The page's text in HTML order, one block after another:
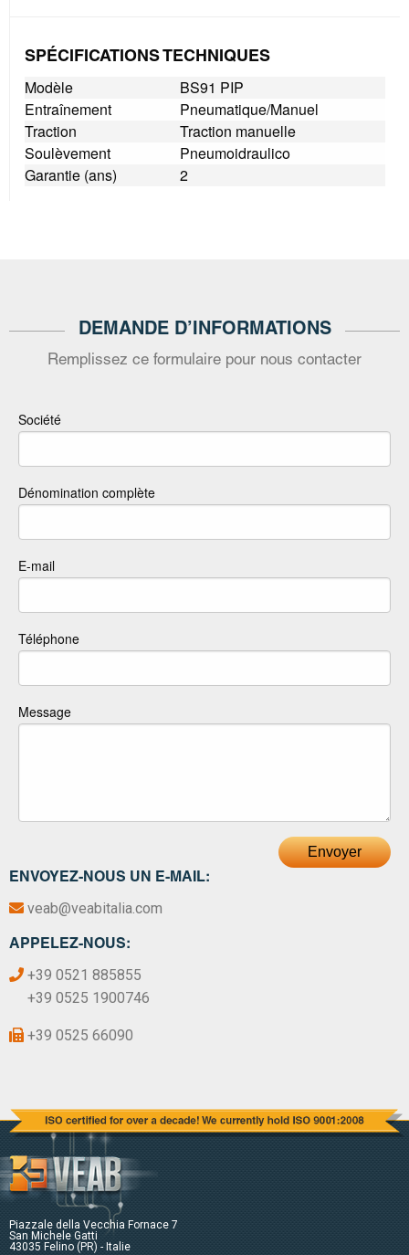
SPÉCIFICATIONS TECHNIQUES
Modèle
BS91 PIP
Entraînement
Pneumatique/Manuel
Traction
Traction manuelle
Soulèvement
Pneumoidraulico
Garantie (ans)
2
DEMANDE D’INFORMATIONS
Remplissez ce formulaire pour nous contacter
ENVOYEZ-NOUS UN E-MAIL:
veab@veabitalia.com
APPELEZ-NOUS:
+39 0521 885855
+39 0525 1900746
+39 0525 66090
Société
Dénomination complète
E-mail
Téléphone
Message
Envoyer
Piazzale della Vecchia Fornace 7
San Michele Gatti
43035 Felino (PR) - Italie